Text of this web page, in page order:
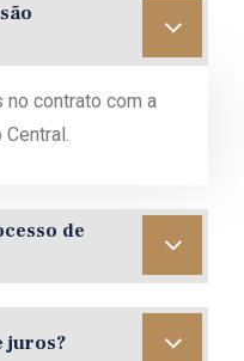
no contrato com a
de
juros?